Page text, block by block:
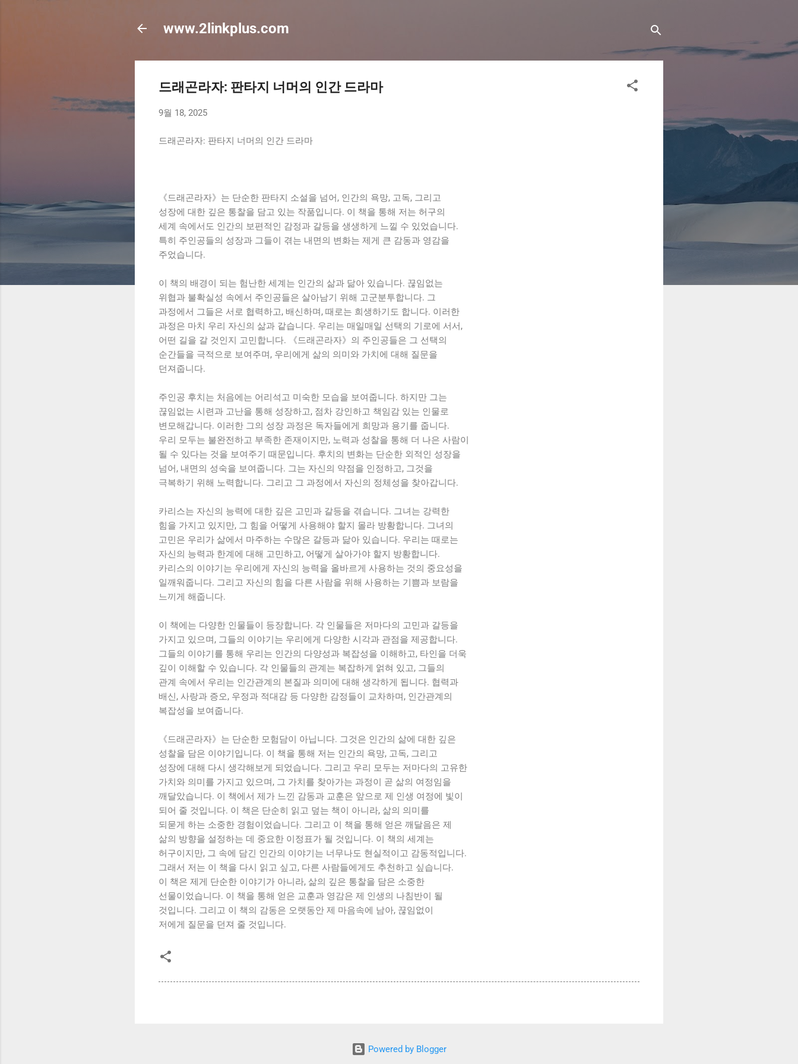
www.2linkplus.com
드래곤라자: 판타지 너머의 인간 드라마
9월 18, 2025
드래곤라자: 판타지 너머의 인간 드라마
《드래곤라자》는 단순한 판타지 소설을 넘어, 인간의 욕망, 고독, 그리고
성장에 대한 깊은 통찰을 담고 있는 작품입니다. 이 책을 통해 저는 허구의
세계 속에서도 인간의 보편적인 감정과 갈등을 생생하게 느낄 수 있었습니다.
특히 주인공들의 성장과 그들이 겪는 내면의 변화는 제게 큰 감동과 영감을
주었습니다.
이 책의 배경이 되는 험난한 세계는 인간의 삶과 닮아 있습니다. 끊임없는
위협과 불확실성 속에서 주인공들은 살아남기 위해 고군분투합니다. 그
과정에서 그들은 서로 협력하고, 배신하며, 때로는 희생하기도 합니다. 이러한
과정은 마치 우리 자신의 삶과 같습니다. 우리는 매일매일 선택의 기로에 서서,
어떤 길을 갈 것인지 고민합니다. 《드래곤라자》의 주인공들은 그 선택의
순간들을 극적으로 보여주며, 우리에게 삶의 의미와 가치에 대해 질문을
던져줍니다.
주인공 후치는 처음에는 어리석고 미숙한 모습을 보여줍니다. 하지만 그는
끊임없는 시련과 고난을 통해 성장하고, 점차 강인하고 책임감 있는 인물로
변모해갑니다. 이러한 그의 성장 과정은 독자들에게 희망과 용기를 줍니다.
우리 모두는 불완전하고 부족한 존재이지만, 노력과 성찰을 통해 더 나은 사람이
될 수 있다는 것을 보여주기 때문입니다. 후치의 변화는 단순한 외적인 성장을
넘어, 내면의 성숙을 보여줍니다. 그는 자신의 약점을 인정하고, 그것을
극복하기 위해 노력합니다. 그리고 그 과정에서 자신의 정체성을 찾아갑니다.
카리스는 자신의 능력에 대한 깊은 고민과 갈등을 겪습니다. 그녀는 강력한
힘을 가지고 있지만, 그 힘을 어떻게 사용해야 할지 몰라 방황합니다. 그녀의
고민은 우리가 삶에서 마주하는 수많은 갈등과 닮아 있습니다. 우리는 때로는
자신의 능력과 한계에 대해 고민하고, 어떻게 살아가야 할지 방황합니다.
카리스의 이야기는 우리에게 자신의 능력을 올바르게 사용하는 것의 중요성을
일깨워줍니다. 그리고 자신의 힘을 다른 사람을 위해 사용하는 기쁨과 보람을
느끼게 해줍니다.
이 책에는 다양한 인물들이 등장합니다. 각 인물들은 저마다의 고민과 갈등을
가지고 있으며, 그들의 이야기는 우리에게 다양한 시각과 관점을 제공합니다.
그들의 이야기를 통해 우리는 인간의 다양성과 복잡성을 이해하고, 타인을 더욱
깊이 이해할 수 있습니다. 각 인물들의 관계는 복잡하게 얽혀 있고, 그들의
관계 속에서 우리는 인간관계의 본질과 의미에 대해 생각하게 됩니다. 협력과
배신, 사랑과 증오, 우정과 적대감 등 다양한 감정들이 교차하며, 인간관계의
복잡성을 보여줍니다.
《드래곤라자》는 단순한 모험담이 아닙니다. 그것은 인간의 삶에 대한 깊은
성찰을 담은 이야기입니다. 이 책을 통해 저는 인간의 욕망, 고독, 그리고
성장에 대해 다시 생각해보게 되었습니다. 그리고 우리 모두는 저마다의 고유한
가치와 의미를 가지고 있으며, 그 가치를 찾아가는 과정이 곧 삶의 여정임을
깨달았습니다. 이 책에서 제가 느낀 감동과 교훈은 앞으로 제 인생 여정에 빛이
되어 줄 것입니다. 이 책은 단순히 읽고 덮는 책이 아니라, 삶의 의미를
되묻게 하는 소중한 경험이었습니다. 그리고 이 책을 통해 얻은 깨달음은 제
삶의 방향을 설정하는 데 중요한 이정표가 될 것입니다. 이 책의 세계는
허구이지만, 그 속에 담긴 인간의 이야기는 너무나도 현실적이고 감동적입니다.
그래서 저는 이 책을 다시 읽고 싶고, 다른 사람들에게도 추천하고 싶습니다.
이 책은 제게 단순한 이야기가 아니라, 삶의 깊은 통찰을 담은 소중한
선물이었습니다. 이 책을 통해 얻은 교훈과 영감은 제 인생의 나침반이 될
것입니다. 그리고 이 책의 감동은 오랫동안 제 마음속에 남아, 끊임없이
저에게 질문을 던져 줄 것입니다.
Powered by Blogger